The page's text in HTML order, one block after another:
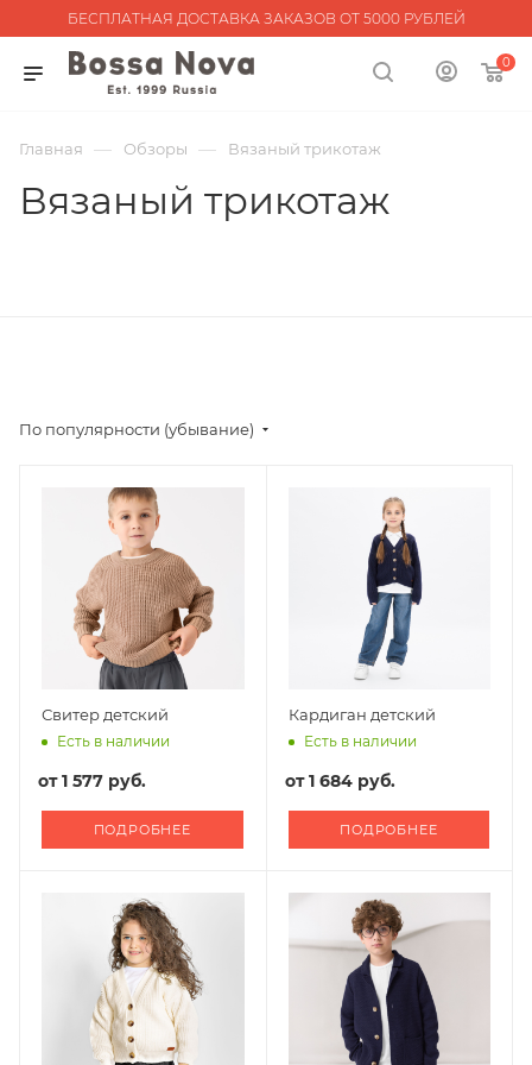
БЕСПЛАТНАЯ ДОСТАВКА ЗАКАЗОВ ОТ 5000 РУБЛЕЙ
0
Главная — Обзоры — Вязаный трикотаж
Вязаный трикотаж
По популярности (убывание)
Свитер детский
Есть в наличии
от1 577 руб.
ПОДРОБНЕЕ
Кардиган детский
Есть в наличии
от1 684 руб.
ПОДРОБНЕЕ